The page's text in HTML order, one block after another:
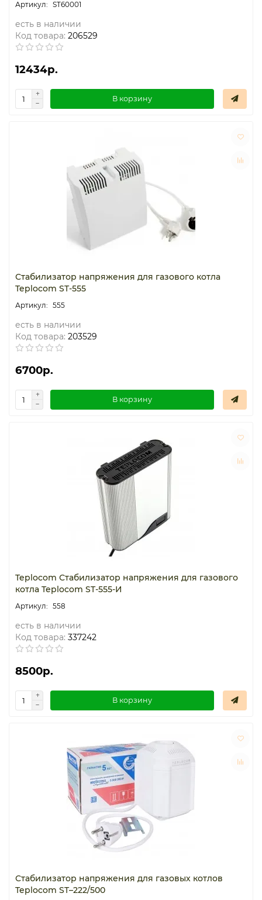
ST60001
есть в наличии
Код товара: 206529
12434р.
В корзину
Стабилизатор напряжения для газового котла
Teplocom ST-555
555
есть в наличии
Код товара: 203529
6700р.
В корзину
Teplocom Стабилизатор напряжения для газового
котла Teplocom ST-555-И
558
есть в наличии
Код товара: 337242
8500р.
В корзину
Стабилизатор напряжения для газовых котлов
Teplocom ST–222/500